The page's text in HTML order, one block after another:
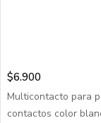
$6.900
Multicontacto para
contactos color